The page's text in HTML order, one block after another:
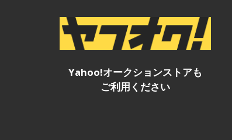
Yahoo!オークションストアも
ご利用ください